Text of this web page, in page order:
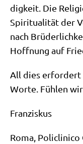
dig­keit. Die
Spi­ri­tua­li­tät der
nach
Hoff­nung auf
All dies erfor­dert
Wor­te. Füh­len
Fran­zis­kus
Roma, Policli­ni­co